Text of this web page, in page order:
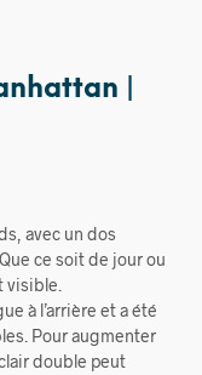
|
avec un dos
ce soit de jour ou
à l’arrière et a été
Pour augmenter
double peut